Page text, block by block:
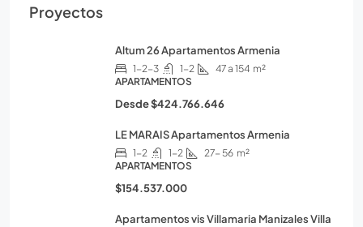
Proyectos
Altum 26 Apartamentos Armenia
1-2-3 1-2 47 a 154 m²
APARTAMENTOS
Desde$424.766.646
LE MARAIS Apartamentos Armenia
1-2 1-2 27- 56 m²
APARTAMENTOS
$154.537.000
Apartamentos vis Villamaria Manizales Villa